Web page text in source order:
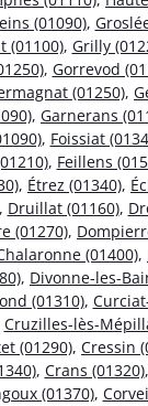
(01090),
(01100), Grilly
, Gorrevod
(01250),
, Garnerans
, Foissiat
, Feillens
, Étrez (01340),
Druillat (01160),
(01270),
(01400),
, Divonne-les-
(01310),
Cruzilles-lès-
(01290), Cressin
, Crans (01320),
(01370),